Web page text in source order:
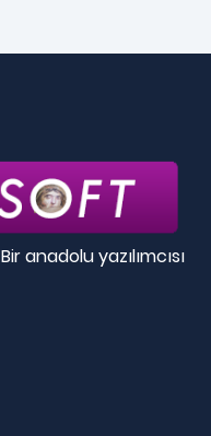
Bir anadolu yazılımcısı